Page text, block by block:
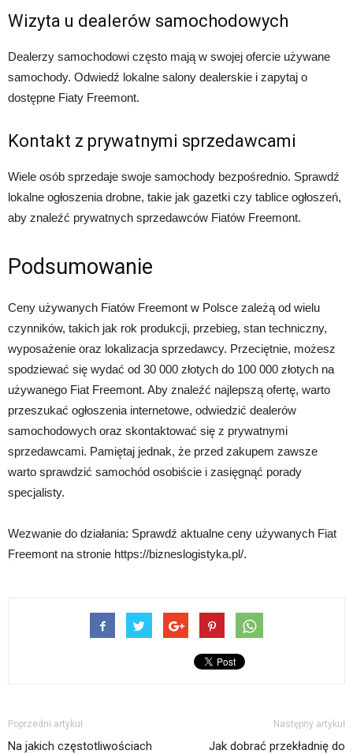
Wizyta u dealerów samochodowych
Dealerzy samochodowi często mają w swojej ofercie używane
samochody. Odwiedź lokalne salony dealerskie i zapytaj o
dostępne Fiaty Freemont.
Kontakt z prywatnymi sprzedawcami
Wiele osób sprzedaje swoje samochody bezpośrednio. Sprawdź
lokalne ogłoszenia drobne, takie jak gazetki czy tablice ogłoszeń,
aby znaleźć prywatnych sprzedawców Fiatów Freemont.
Podsumowanie
Ceny używanych Fiatów Freemont w Polsce zależą od wielu
czynników, takich jak rok produkcji, przebieg, stan techniczny,
wyposażenie oraz lokalizacja sprzedawcy. Przeciętnie, możesz
spodziewać się wydać od 30 000 złotych do 100 000 złotych na
używanego Fiat Freemont. Aby znaleźć najlepszą ofertę, warto
przeszukać ogłoszenia internetowe, odwiedzić dealerów
samochodowych oraz skontaktować się z prywatnymi
sprzedawcami. Pamiętaj jednak, że przed zakupem zawsze
warto sprawdzić samochód osobiście i zasięgnąć porady
specjalisty.
Wezwanie do działania: Sprawdź aktualne ceny używanych Fiat
Freemont na stronie https://bizneslogistyka.pl/.
Poprzedni artykuł
Na jakich częstotliwościach
Następny artykuł
Jak dobrać przekładnię do